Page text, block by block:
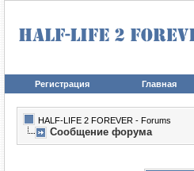
Регистрация Главная
HALF-LIFE 2 FOREVER - Forums
Сообщение форума